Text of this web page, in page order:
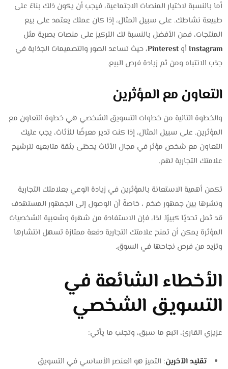
أما بالنسبة لاختيار المنصات الاجتماعية، فيجب أن يكون ذلك بناءً على
طبيعة نشاطك. على سبيل المثال، إذا كان عملك يعتمد على بيع
المنتجات، فمن الأفضل بالنسبة لك التركيز على منصات بصرية مثل
Instagram أوPinterest، حيث تساعد الصور والتصميمات الجذابة في
جذب الانتباه ومن ثم زيادة فرص البيع.
التعاون مع المؤثرين
والخطوة التالية من خطوات التسويق الشخصي هي خطوة التعاون مع
المؤثرين. على سبيل المثال، إذا كنت تدير معرضًا للأثاث، يجب عليك
التعاون مع شخص مؤثر في مجال الأثاث يحظى بثقة متابعيه لترشيح
علامتك التجارية لهم.
تكمن أهمية الاستعانة بالمؤثرين في زيادة الوعي بعلامتك التجارية
ونشرها بين جمهور ضخم ، خاصةً أن الوصول إلى الجمهور المستهدف
قد ثمل تحديًا كبيرًا. لذا، فإن الاستفادة من شهرة وشعبية الشخصيات
المؤثرة يمكن أن تمنح علامتك التجارية دفعة ممتازة تسهل انتشارها
وتزيد من فرص نجاحها في السوق.
الأخطاء الشائعة في
التسويق الشخصي
عزيزي القارئ، اتبع ما سبق، وتجنب ما يأتي:
تقليد الآخرين: التميز هو العنصر الأساسي في التسويق